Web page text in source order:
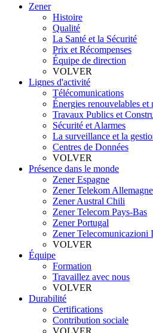
Zener
Histoire
Qualité
La Santé et la Sécurité
Prix et Récompenses
Équipe de direction
VOLVER
Lignes d'activité
Télécomunications
Énergies renouvelables
Travaux Publics et
Sécurité et Alarmes
La surveillance et la
Centres de Données
VOLVER
Présence dans le monde
Zener Espagne
Zener Telekom Allemagne
Zener Austral Chili
Zener Telecom Pays-Bas
Zener Portugal
Zener Telecomunicazioni
VOLVER
Équipe
Formation
Travaillez avec nous
VOLVER
Durabilité
Certifications
Contribution sociale
VOLVER